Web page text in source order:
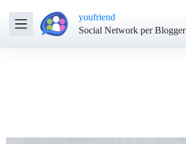
youfriend
Social Network per Blogger